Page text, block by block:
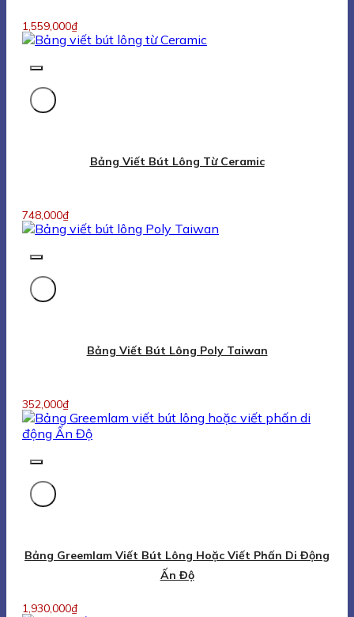
1,559,000₫
Bảng Viết Bút Lông Từ Ceramic
748,000₫
Bảng Viết Bút Lông Poly Taiwan
352,000₫
Bảng Greemlam Viết Bút Lông Hoặc Viết Phấn Di Động
Ấn Độ
1,930,000₫